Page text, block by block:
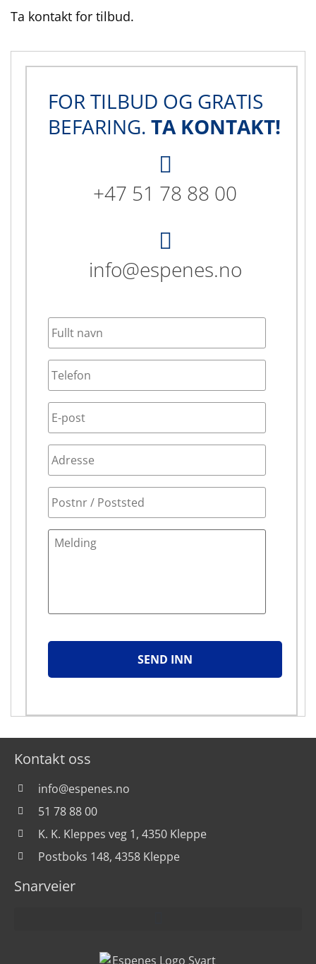
Ta kontakt for tilbud.
FOR TILBUD OG GRATIS
BEFARING. TA KONTAKT!
+47 51 78 88 00
info@espenes.no
Kontakt oss
info@espenes.no
51 78 88 00
K. K. Kleppes veg 1, 4350 Kleppe
Postboks 148, 4358 Kleppe
Snarveier